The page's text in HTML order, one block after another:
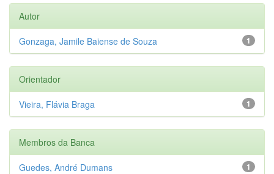
Autor
1
Gonzaga, Jamile Baiense de Souza
Orientador
1
Vieira, Flávia Braga
Membros da Banca
1
Guedes, André Dumans